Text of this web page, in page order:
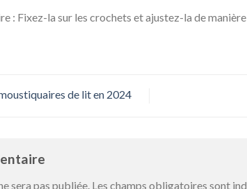
: Fixez-la sur les crochets et ajustez-la de manière
de lit en 2024
sera pas publiée. Les champs obligatoires sont